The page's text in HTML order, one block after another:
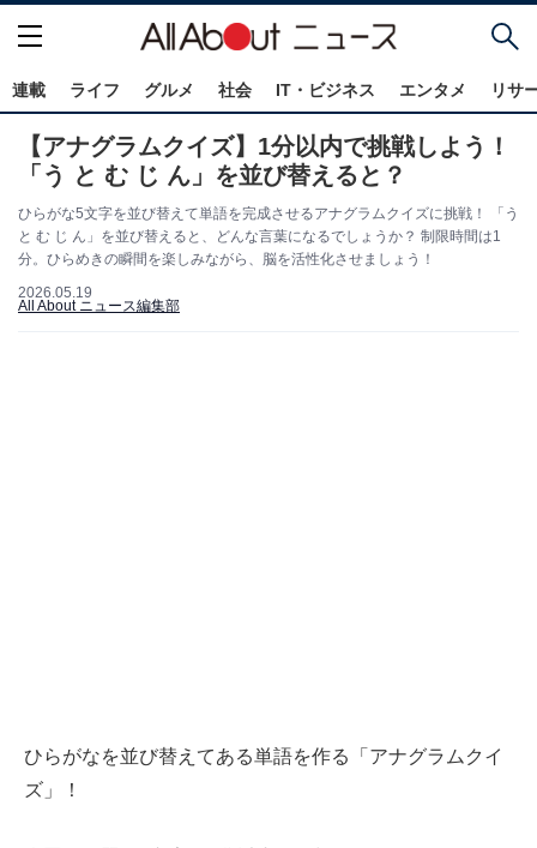
連載 ライフ グルメ 社会 IT・ビジネス エンタメ リサ
【アナグラムクイズ】1分以内で挑戦しよう！
「う と む じ ん」を並び替えると？
ひらがな5文字を並び替えて単語を完成させるアナグラムクイズに挑戦！ 「う
と む じ ん」を並び替えると、どんな言葉になるでしょうか？ 制限時間は1
分。ひらめきの瞬間を楽しみながら、脳を活性化させましょう！
2026.05.19
All About ニュース編集部
ひらがなを並び替えてある単語を作る「アナグラムクイ
ズ」！